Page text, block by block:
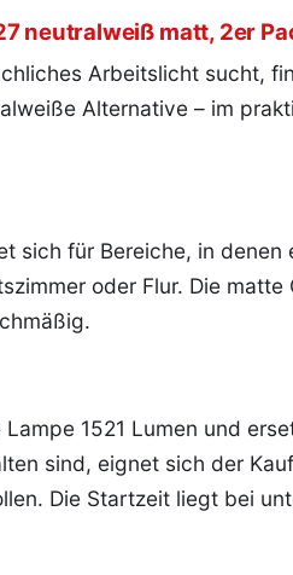
neutralweiß matt, 2er
Arbeitslicht sucht,
Alternative – im
sich für Bereiche, in denen
oder Flur. Die
1521 Lumen und
sind, eignet sich der
Die Startzeit liegt bei